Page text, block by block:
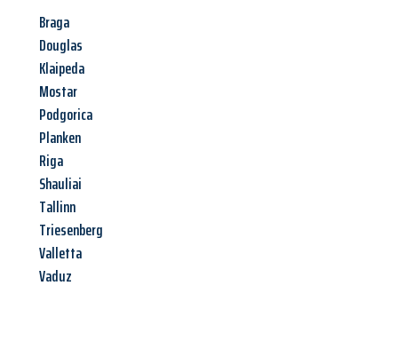
Braga
Douglas
Klaipeda
Mostar
Podgorica
Planken
Riga
Shauliai
Tallinn
Triesenberg
Valletta
Vaduz